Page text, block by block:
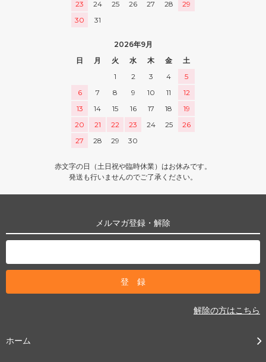
23
24 25 26 27 28
29
30
31
2026年9月
日
月 火 水 木 金
土
1
2 3 4
5
6
7 8 9 10 11
12
13
14 15 16 17 18
19
20
21 22 23 24 25
26
27
28 29 30
赤文字の日（土日祝や臨時休業）はお休みです。
発送も行いませんのでご了承ください。
メルマガ登録・解除
解除の方はこちら
ホーム